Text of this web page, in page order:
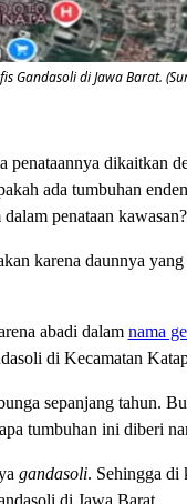
Gandasoli di Jawa Barat.
ada tumbuhan
penataan kawasan?
karena daunnya
abadi dalam nama
di Kecamatan
sepanjang tahun.
tumbuhan ini diberi
gandasoli. Sehingga di